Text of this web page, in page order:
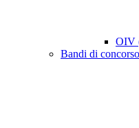
OIV
Bandi di concorso